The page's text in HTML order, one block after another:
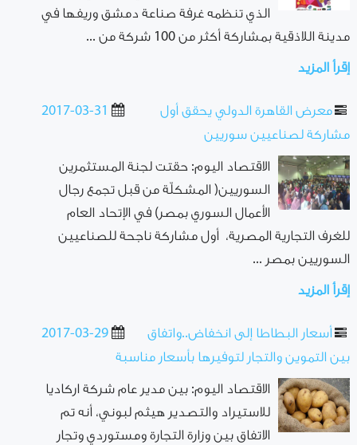
الذي تنظمه غرفة صناعة دمشق وريفها في
مدينة اللاذقية بمشاركة أكثر من 100 شركة من ...
إقرأ المزيد
2017-03-31
معرض القاهرة الدولي يحقق أول
مشاركة لصناعيين سوريين
الاقتصاد اليوم: حقتت لجنة المستثمرين
السوريين( المشكلّة من قبل تجمع رجال
الأعمال السوري بمصر) في الإتحاد العام
للغرف التجارية المصرية، أول مشاركة ناجحة للصناعيين
السوريين بمصر ...
إقرأ المزيد
2017-03-29
أسعار البطاطا إلى انخفاض..واتفاق
بين التموين والتجار لتوفيرها بأسعار مناسبة
الاقتصاد اليوم: بين مدير عام شركة اركاديا
للاستيراد والتصدير هيثم لبوني، أنه تم
الاتفاق بين وزارة التجارة ومستوردي وتجار